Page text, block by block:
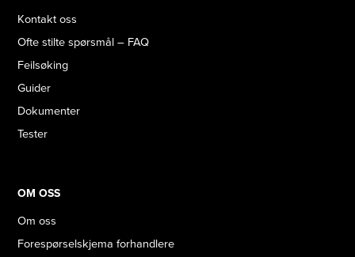
Kontakt oss
Ofte stilte spørsmål – FAQ
Feilsøking
Guider
Dokumenter
Tester
OM OSS
Om oss
Forespørselskjema forhandlere